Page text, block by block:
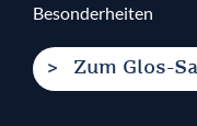
Besonderheiten
Zum Glos-